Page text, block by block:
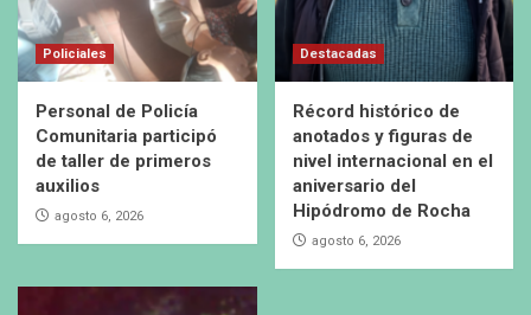
Policiales
Personal de Policía
Comunitaria participó
de taller de primeros
auxilios
agosto 6, 2026
Destacadas
Récord histórico de
anotados y figuras de
nivel internacional en el
aniversario del
Hipódromo de Rocha
agosto 6, 2026